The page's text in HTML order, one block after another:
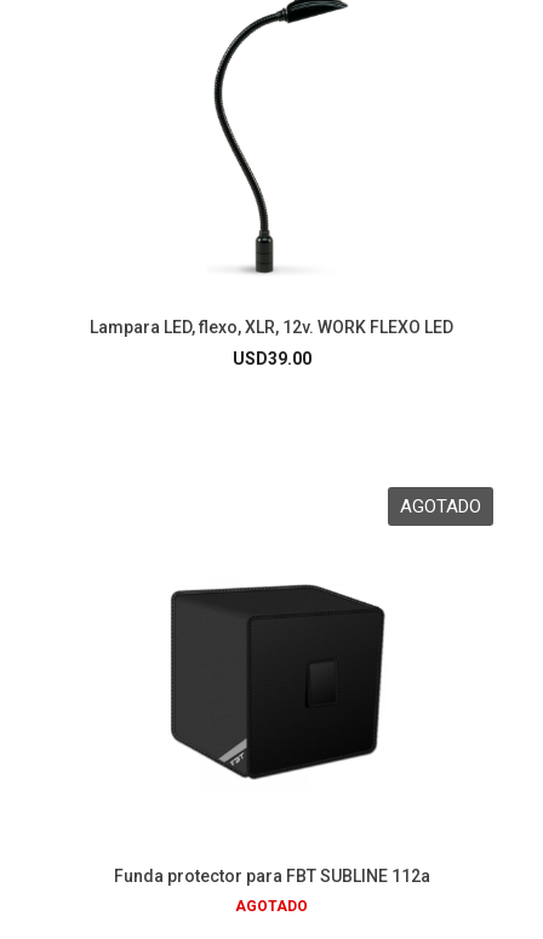
Lampara LED, flexo, XLR, 12v. WORK FLEXO LED
USD39.00
Funda protector para FBT SUBLINE 112a
AGOTADO